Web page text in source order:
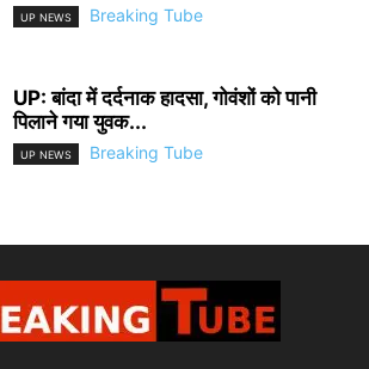
UP NEWS Breaking Tube
UP: बांदा में दर्दनाक हादसा, गोवंशों को पानी
पिलाने गया युवक...
UP NEWS Breaking Tube